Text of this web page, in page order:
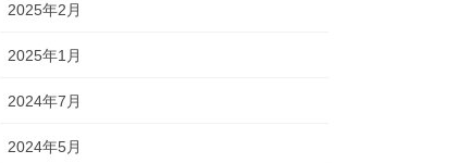
2025年2月
2025年1月
2024年7月
2024年5月